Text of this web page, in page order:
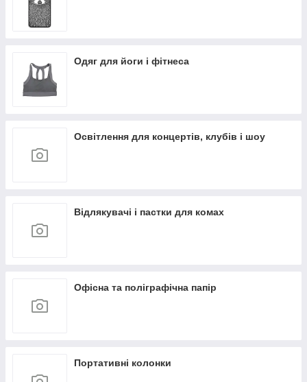
Одяг для йоги і фітнеса
Освітлення для концертів, клубів і шоу
Відлякувачі і пастки для комах
Офісна та поліграфічна папір
Портативні колонки